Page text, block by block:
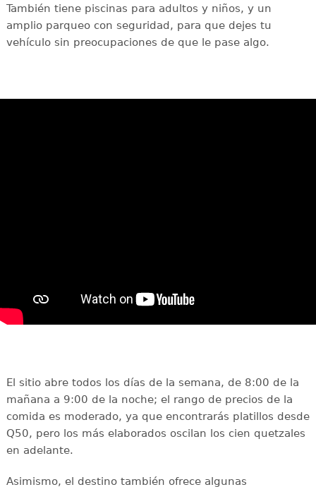
También tiene piscinas para adultos y niños, y un
amplio parqueo con seguridad, para que dejes tu
vehículo sin preocupaciones de que le pase algo.
El sitio abre todos los días de la semana, de 8:00 de la
mañana a 9:00 de la noche; el rango de precios de la
comida es moderado, ya que encontrarás platillos desde
Q50, pero los más elaborados oscilan los cien quetzales
en adelante.
Asimismo, el destino también ofrece algunas